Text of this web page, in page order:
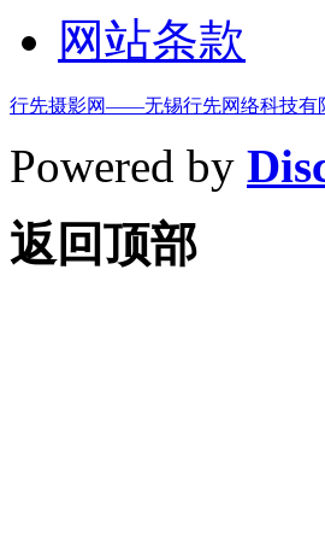
网站条款
行先摄影网——无锡行先网络科技有
Powered by
返回顶部